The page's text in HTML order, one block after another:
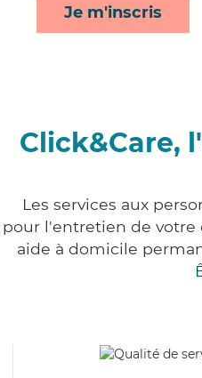
Je m'inscris
Click&Care,
Les services aux
l'entretien de
aide à domicile